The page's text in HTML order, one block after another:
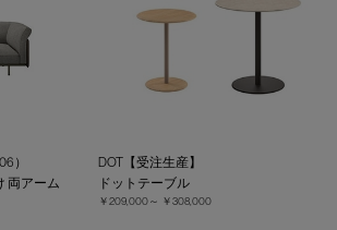
）
両アーム
DOT【受注生産】
ドットテーブル
￥209,000～ ￥308,000